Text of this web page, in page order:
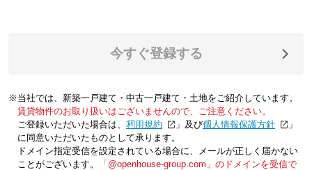
今すぐ登録する
※当社では、新築一戸建て・中古一戸建て・土地をご紹介しています。
賃貸物件のお取り扱いはございませんので、ご注意ください。
ご登録いただいた場合は、「利用規約 」及び「個人情報保護方針
」
に同意いただいたものとして承ります。
ドメイン指定受信を設定されている場合に、メールが正しく届かない
ことがございます。
「@openhouse-group.com」のドメインを受信で